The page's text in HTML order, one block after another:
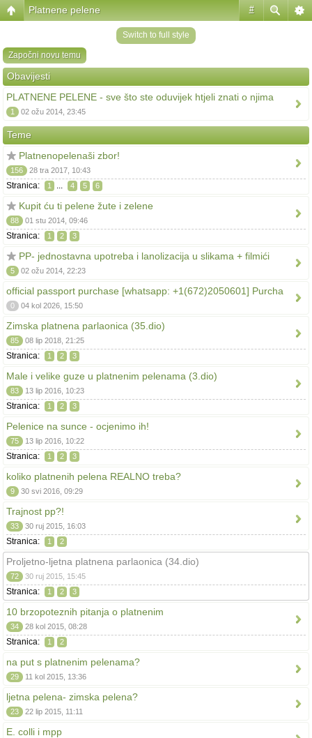
#
Platnene pelene
Switch to full style
Započni novu temu
Obavijesti
PLATNENE PELENE - sve što ste oduvijek htjeli znati o njima
1 02 ožu 2014, 23:45
Teme
Platnenopelenaši zbor!
156 28 tra 2017, 10:43
Stranica: 1 ... 4 5 6
Kupit ću ti pelene žute i zelene
88 01 stu 2014, 09:46
Stranica: 1 2 3
PP- jednostavna upotreba i lanolizacija u slikama + filmići
5 02 ožu 2014, 22:23
official passport purchase [whatsapp: +1(672)2050601] Purcha
0 04 kol 2026, 15:50
Zimska platnena parlaonica (35.dio)
85 08 lip 2018, 21:25
Stranica: 1 2 3
Male i velike guze u platnenim pelenama (3.dio)
83 13 lip 2016, 10:23
Stranica: 1 2 3
Pelenice na sunce - ocjenimo ih!
75 13 lip 2016, 10:22
Stranica: 1 2 3
koliko platnenih pelena REALNO treba?
9 30 svi 2016, 09:29
Trajnost pp?!
33 30 ruj 2015, 16:03
Stranica: 1 2
Proljetno-ljetna platnena parlaonica (34.dio)
72 30 ruj 2015, 15:45
Stranica: 1 2 3
10 brzopoteznih pitanja o platnenim
34 28 kol 2015, 08:28
Stranica: 1 2
na put s platnenim pelenama?
29 11 kol 2015, 13:36
ljetna pelena- zimska pelena?
23 22 lip 2015, 11:11
E. colli i mpp